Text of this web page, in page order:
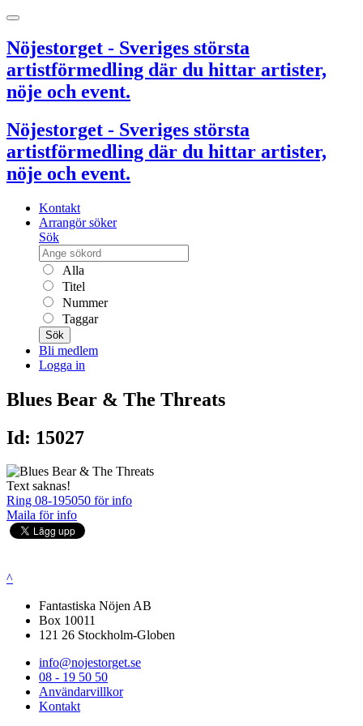
Nöjestorget - Sveriges största
artistförmedling där du hittar artister,
nöje och event.
Nöjestorget - Sveriges största
artistförmedling där du hittar artister,
nöje och event.
Kontakt
Arrangör söker
Sök
Alla
Titel
Nummer
Taggar
Sök
Bli medlem
Logga in
Blues Bear & The Threats
Id: 15027
Text saknas!
Ring 08-195050 för info
Maila för info
^
Fantastiska Nöjen AB
Box 10011
121 26 Stockholm-Globen
info@nojestorget.se
08 - 19 50 50
Användarvillkor
Kontakt